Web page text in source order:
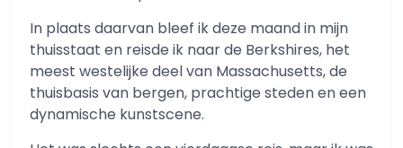
In plaats daarvan bleef ik deze maand in mijn
thuisstaat en reisde ik naar de Berkshires, het
meest westelijke deel van Massachusetts, de
thuisbasis van bergen, prachtige steden en een
dynamische kunstscene.